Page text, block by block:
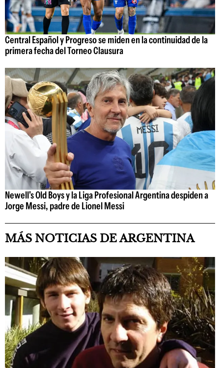
Central Español y Progreso se miden en la continuidad de la
primera fecha del Torneo Clausura
Newell's Old Boys y la Liga Profesional Argentina despiden a
Jorge Messi, padre de Lionel Messi
MÁS NOTICIAS DE ARGENTINA